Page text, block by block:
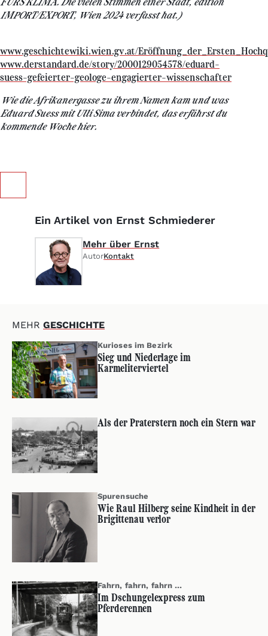
IMPORT/EXPORT, Wien 2024 verfasst hat.)
www.geschichtewiki.wien.gv.at/
www.derstandard.de/story/2000129054578/eduard-
suess-gefeierter-geologe-engagierter-wissenschafter
Wie die Afrikanergasse zu ihrem Namen kam und was
Eduard Suess mit Ulli Sima verbindet, das erfährst du
kommende Woche hier.
Ein Artikel von Ernst Schmiederer
Mehr über Ernst
AutorKontakt
MEHR GESCHICHTE
Kurioses im Bezirk
Sieg und Niederlage im
Karmeliterviertel
Als der Praterstern noch ein Stern war
Spurensuche
Wie Raul Hilberg seine Kindheit in der
Brigittenau verlor
Fahrn, fahrn, fahrn …
Im Dschungelexpress zum
Pferderennen